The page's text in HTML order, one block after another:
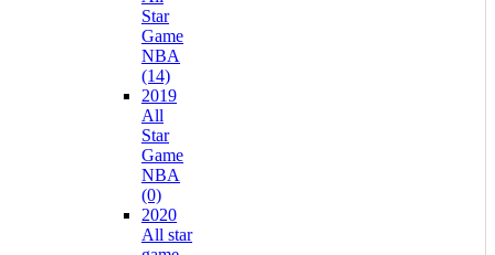
Star
Game
NBA
(14)
2019
All
Star
Game
NBA
(0)
2020
All star